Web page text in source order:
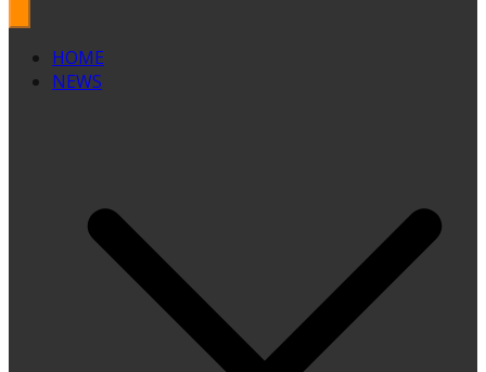
HOME
NEWS